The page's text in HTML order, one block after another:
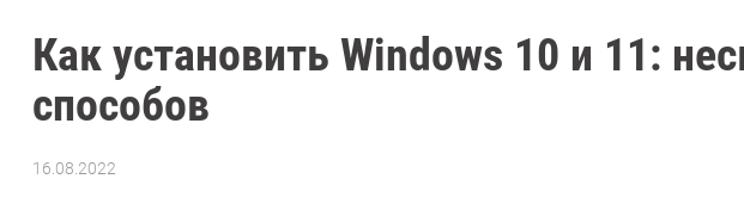
Как установить Windows 10 и 11:
способов
16.08.2022